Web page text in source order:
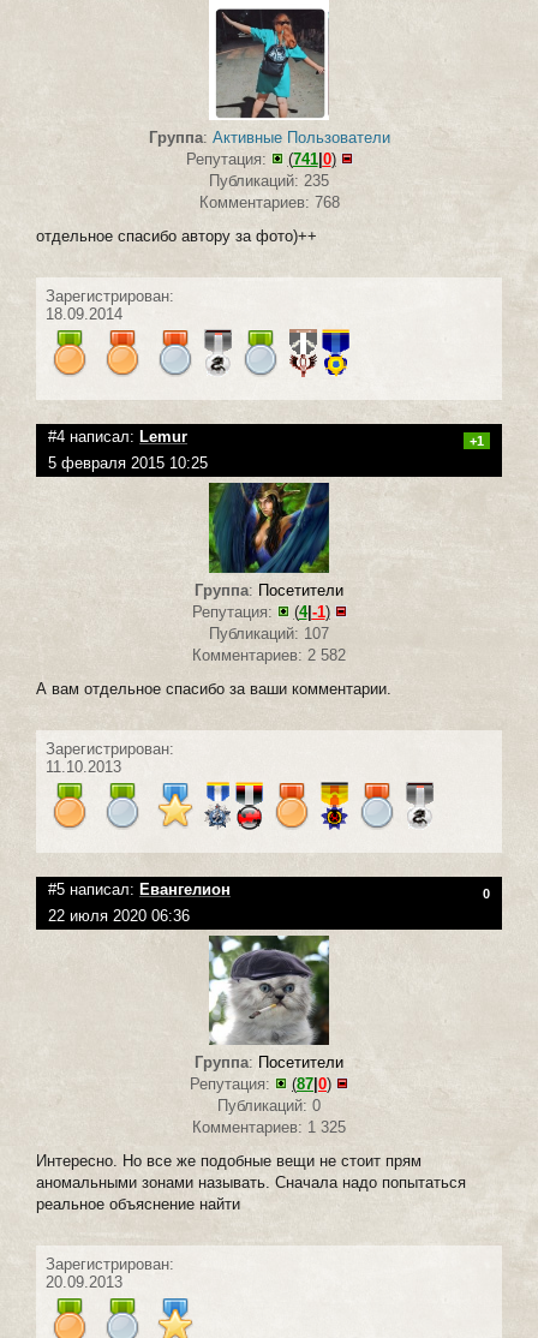
Группа: Активные Пользователи
Репутация:
(741| 0)
Публикаций: 235
Комментариев: 768
отдельное спасибо автору за фото)++
Зарегистрирован:
18.09.2014
#4 написал: Lemur +1
5 февраля 2015 10:25
Группа: Посетители
Репутация:
(4| -1)
Публикаций: 107
Комментариев: 2 582
А вам отдельное спасибо за ваши комментарии.
Зарегистрирован:
11.10.2013
#5 написал: Евангелион 0
22 июля 2020 06:36
Группа: Посетители
Репутация:
(87 0)
Публикаций: 0
Комментариев: 1 325
Интересно. Но все же подобные вещи не стоит прям
аномальными зонами называть. Сначала надо попытаться
реальное объяснение найти
Зарегистрирован:
20.09.2013